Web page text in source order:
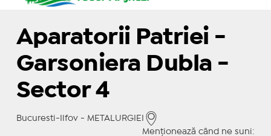
Aparatorii Patriei -
Garsoniera Dubla -
Sector 4
Bucuresti-Ilfov - METALURGIEI
Menționează când ne suni: